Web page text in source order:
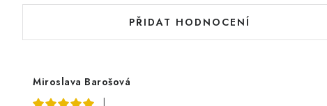
PŘIDAT HODNOCENÍ
d
oMiroslava Barošová